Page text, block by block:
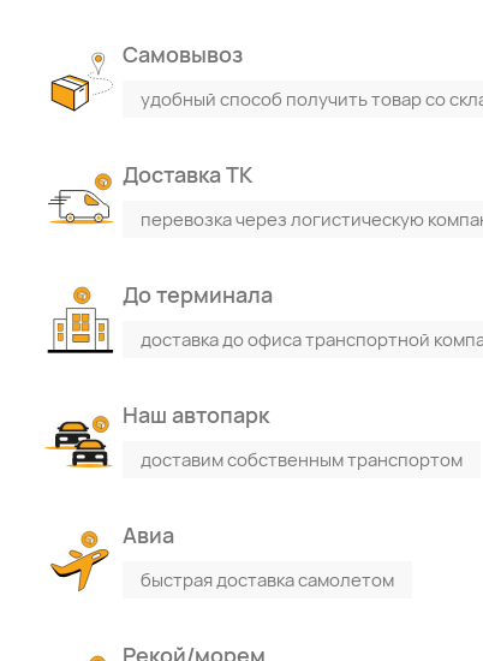
Самовывоз
удобный способ получить товар со
Доставка ТК
перевозка через логистическую
До терминала
доставка до офиса транспортной
Наш автопарк
доставим собственным транспортом
Авиа
быстрая доставка самолетом
Рекой/морем
Поиск по каталогу